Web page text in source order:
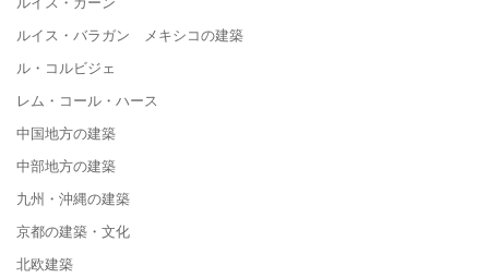
ルイス・バラガン メキシコの建築
ル・コルビジェ
レム・コール・ハース
中国地方の建築
中部地方の建築
九州・沖縄の建築
京都の建築・文化
北欧建築